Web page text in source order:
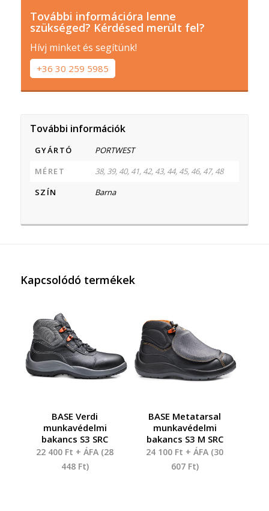
További információra lenne
szükséged? Kérdésed merült fel?
Hívj minket és segítünk!
+36 30 259 5985
További információk
GYÁRTÓ
PORTWEST
MÉRET
38, 39, 40, 41, 42, 43, 44, 45, 46, 47, 48
SZÍN
Barna
Kapcsolódó termékek
BASE Verdi
munkavédelmi
bakancs S3 SRC
22 400 Ft + ÁFA (28
448 Ft)
BASE Metatarsal
munkavédelmi
bakancs S3 M SRC
24 100 Ft + ÁFA (30
607 Ft)